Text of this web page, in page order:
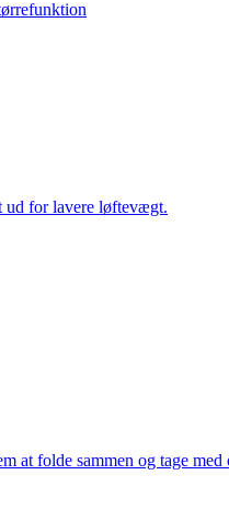
ud for lavere løftevægt.
at folde sammen og tage med